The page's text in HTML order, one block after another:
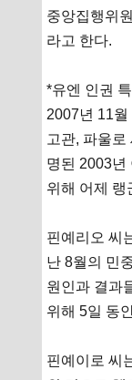
중앙집행위
라고 한다.
*유엔 인권
2007년 11월
고관, 파울로
명된 2003년
위해 어제 랭
핀예리오 씨
난 8월의 민
원인과 결과
위해 5일 동
핀예이로 씨